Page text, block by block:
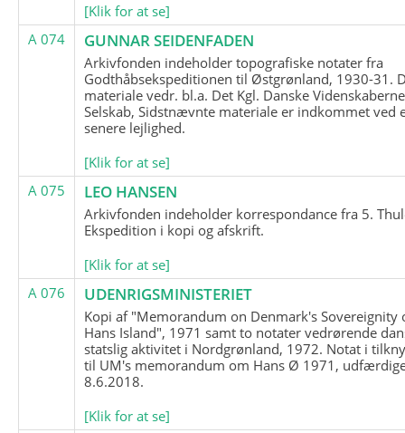
[Klik for at se]
A 074
GUNNAR SEIDENFADEN
Arkivfonden indeholder topografiske notater fra
Godthåbsekspeditionen til Østgrønland, 1930-31.
materiale vedr. bl.a. Det Kgl. Danske
Selskab, Sidstnævnte materiale er indkommet ved
senere lejlighed.
[Klik for at se]
A 075
LEO HANSEN
Arkivfonden indeholder korrespondance fra 5.
Ekspedition i kopi og afskrift.
[Klik for at se]
A 076
UDENRIGSMINISTERIET
Kopi af "Memorandum on Denmark's Sovereignity
Hans Island", 1971 samt to notater vedrørende
statslig aktivitet i Nordgrønland, 1972. Notat i
til UM's memorandum om Hans Ø 1971,
8.6.2018.
[Klik for at se]